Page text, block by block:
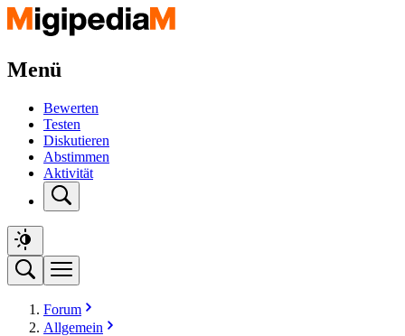
Menü
Bewerten
Testen
Diskutieren
Abstimmen
Aktivität
Forum
Allgemein